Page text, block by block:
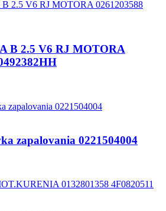
B 2.5 V6 RJ MOTORA
zapalovania 0221504004